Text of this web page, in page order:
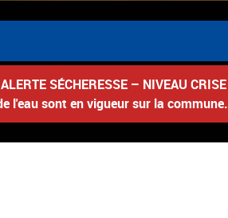
ALERTE SÉCHERESSE – NIVEAU CRISE
l'eau sont en vigueur sur la commune.